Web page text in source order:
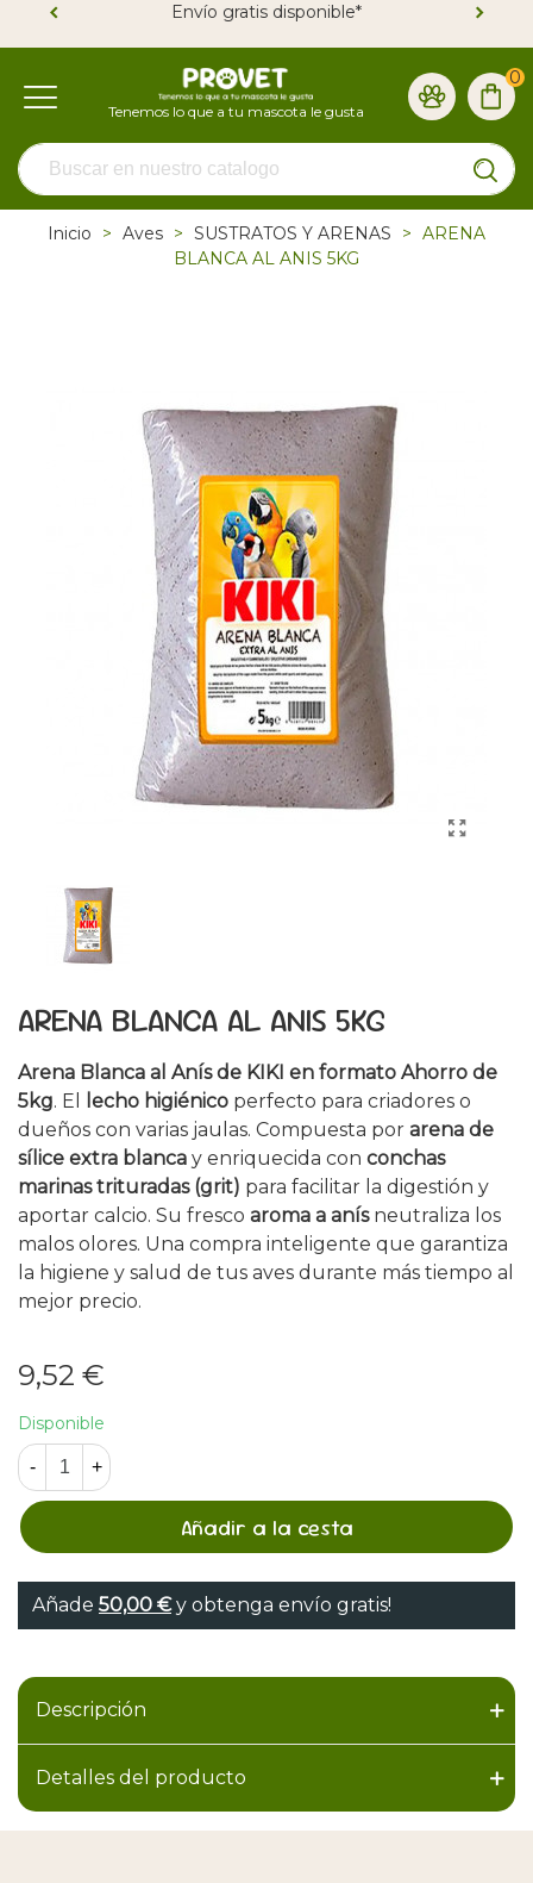
Envío gratis disponible*
0
Inicio > Aves > SUSTRATOS Y ARENAS > ARENA
BLANCA AL ANIS 5KG
ARENA BLANCA AL ANIS 5KG
Arena Blanca al Anís de KIKI en formato Ahorro de
5kg. El lecho higiénico perfecto para criadores o
dueños con varias jaulas. Compuesta por arena de
sílice extra blanca y enriquecida con conchas
marinas trituradas (grit) para facilitar la digestión y
aportar calcio. Su fresco aroma a anísneutraliza los
malos olores. Una compra inteligente que garantiza
la higiene y salud de tus aves durante más tiempo al
mejor precio.
9,52 €
Disponible
- +
Añadir a la cesta
Añade 50,00 €y obtenga envío gratis!
Descripción
Detalles del producto